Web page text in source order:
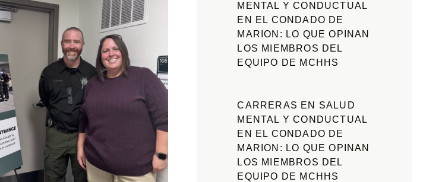
MENTAL Y CONDUCTUAL
EN EL CONDADO DE
MARION: LO QUE OPINAN
LOS MIEMBROS DEL
EQUIPO DE MCHHS
CARRERAS EN SALUD
MENTAL Y CONDUCTUAL
EN EL CONDADO DE
MARION: LO QUE OPINAN
LOS MIEMBROS DEL
EQUIPO DE MCHHS